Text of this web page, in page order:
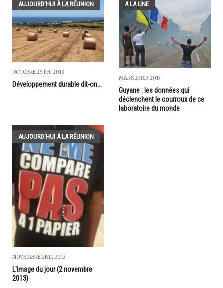
AUJOURD'HUI À LA RÉUNION
OCTOBRE 25TH, 2013
Développement durable dit-on...
A LA UNE
MARS 23RD, 2017
Guyane : les données qui
déclenchent le courroux de ce
laboratoire du monde
AUJOURD'HUI À LA RÉUNION
NOVEMBRE 2ND, 2013
L'image du jour (2 novembre
2013)